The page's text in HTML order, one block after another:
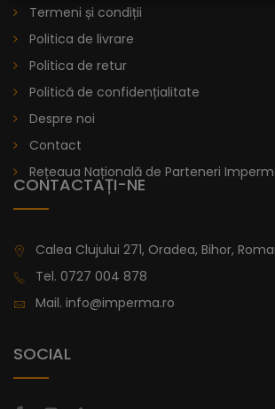
Termeni și condiții
Politica de livrare
Politica de retur
Politică de confidențialitate
Despre noi
Contact
Rețeaua Națională de Parteneri
CONTACTAȚI-NE
Calea Clujului 271, Oradea, Bihor,
Tel. 0727 004 878
Mail. info@imperma.ro
SOCIAL